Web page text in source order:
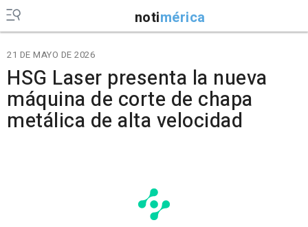
notimérica
21 DE MAYO DE 2026
HSG Laser presenta la nueva
máquina de corte de chapa
metálica de alta velocidad